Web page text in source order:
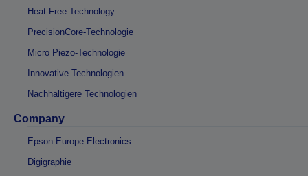
Heat-Free Technology
PrecisionCore-Technologie
Micro Piezo-Technologie
Innovative Technologien
Nachhaltigere Technologien
Company
Epson Europe Electronics
Digigraphie